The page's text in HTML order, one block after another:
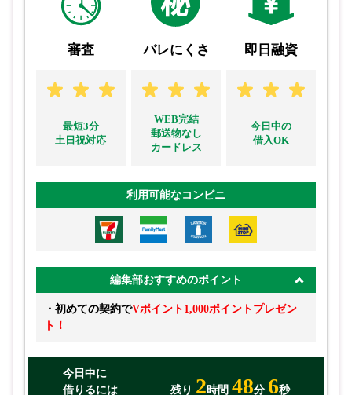
審査
最短3分
土日祝対応
バレにくさ
WEB完結
郵送物なし
カードレス
即日融資
今日中の
借入OK
利用可能なコンビニ
編集部おすすめのポイント
・初めての契約でVポイント1,000ポイントプレゼン
ト！
今日中に
借りるには
残り 2時間 48分 5秒